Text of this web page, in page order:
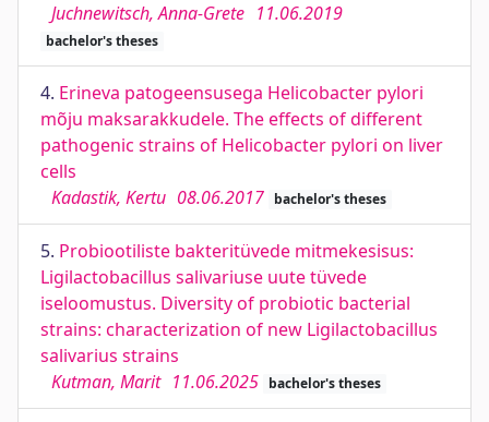
Juchnewitsch, Anna-Grete 11.06.2019
bachelor's theses
4. Erineva patogeensusega Helicobacter pylori
mõju maksarakkudele. The effects of different
pathogenic strains of Helicobacter pylori on liver
cells
Kadastik, Kertu 08.06.2017 bachelor's theses
5. Probiootiliste bakteritüvede mitmekesisus:
Ligilactobacillus salivariuse uute tüvede
iseloomustus. Diversity of probiotic bacterial
strains: characterization of new Ligilactobacillus
salivarius strains
Kutman, Marit 11.06.2025 bachelor's theses